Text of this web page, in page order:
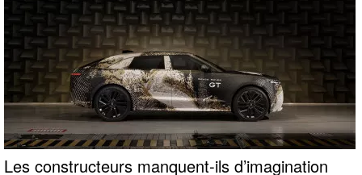
Les constructeurs manquent-ils d’imagination